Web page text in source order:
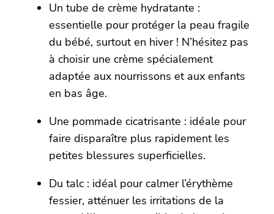
Un tube de crème hydratante :
essentielle pour protéger la peau fragile
du bébé, surtout en hiver ! N’hésitez pas
à choisir une crème spécialement
adaptée aux nourrissons et aux enfants
en bas âge.
Une pommade cicatrisante : idéale pour
faire disparaître plus rapidement les
petites blessures superficielles.
Du talc : idéal pour calmer l’érythème
fessier, atténuer les irritations de la